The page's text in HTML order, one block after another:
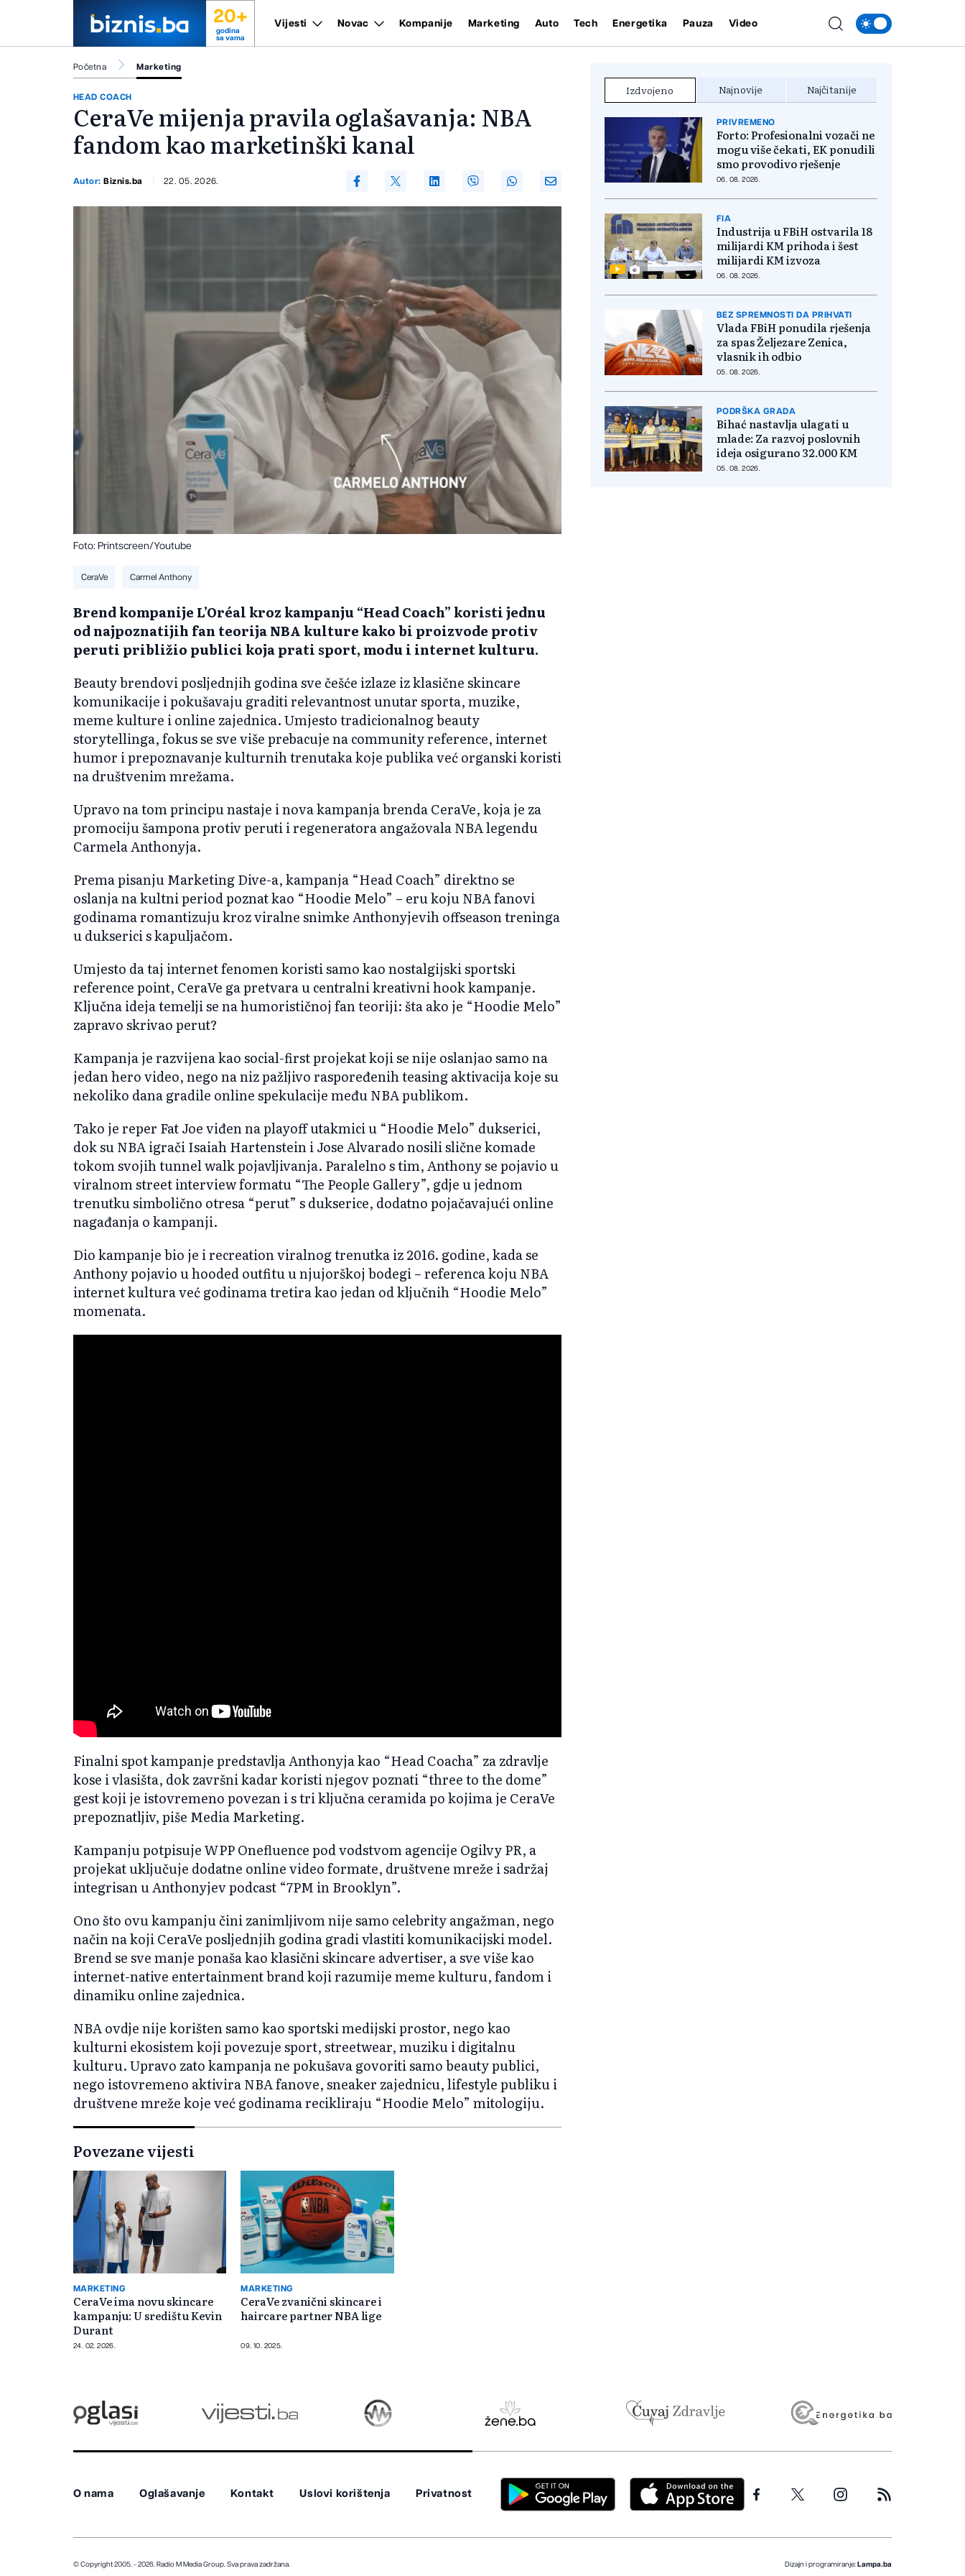
20+
godina
sa vama
Vijesti Novac Kompanije Marketing Auto Tech Energetika Pauza Video
Početna Marketing
HEAD COACH
CeraVe mijenja pravila oglašavanja: NBA
fandom kao marketinški kanal
Autor:Biznis.ba 22. 05. 2026.
Foto: Printscreen/Youtube
CeraVe Carmel Anthony
Brend kompanije L’Oréal kroz kampanju “Head Coach” koristi jednu
od najpoznatijih fan teorija NBA kulture kako bi proizvode protiv
peruti približio publici koja prati sport, modu i internet kulturu.
Beauty brendovi posljednjih godina sve češće izlaze iz klasične skincare
komunikacije i pokušavaju graditi relevantnost unutar sporta, muzike,
meme kulture i online zajednica. Umjesto tradicionalnog beauty
storytellinga, fokus se sve više prebacuje na community reference, internet
humor i prepoznavanje kulturnih trenutaka koje publika već organski koristi
na društvenim mrežama.
Upravo na tom principu nastaje i nova kampanja brenda CeraVe, koja je za
promociju šampona protiv peruti i regeneratora angažovala NBA legendu
Carmela Anthonyja.
Prema pisanju Marketing Dive-a, kampanja “Head Coach” direktno se
oslanja na kultni period poznat kao “Hoodie Melo” – eru koju NBA fanovi
godinama romantizuju kroz viralne snimke Anthonyjevih offseason treninga
u dukserici s kapuljačom.
Umjesto da taj internet fenomen koristi samo kao nostalgijski sportski
reference point, CeraVe ga pretvara u centralni kreativni hook kampanje.
Ključna ideja temelji se na humorističnoj fan teoriji: šta ako je “Hoodie Melo”
zapravo skrivao perut?
Kampanja je razvijena kao social-first projekat koji se nije oslanjao samo na
jedan hero video, nego na niz pažljivo raspoređenih teasing aktivacija koje su
nekoliko dana gradile online spekulacije među NBA publikom.
Tako je reper Fat Joe viđen na playoff utakmici u “Hoodie Melo” dukserici,
dok su NBA igrači Isaiah Hartenstein i Jose Alvarado nosili slične komade
tokom svojih tunnel walk pojavljivanja. Paralelno s tim, Anthony se pojavio u
viralnom street interview formatu “The People Gallery”, gdje u jednom
trenutku simbolično otresa “perut” s dukserice, dodatno pojačavajući online
nagađanja o kampanji.
Dio kampanje bio je i recreation viralnog trenutka iz 2016. godine, kada se
Anthony pojavio u hooded outfitu u njujorškoj bodegi – referenca koju NBA
internet kultura već godinama tretira kao jedan od ključnih “Hoodie Melo”
momenata.
Finalni spot kampanje predstavlja Anthonyja kao “Head Coacha” za zdravlje
kose i vlasišta, dok završni kadar koristi njegov poznati “three to the dome”
gest koji je istovremeno povezan i s tri ključna ceramida po kojima je CeraVe
prepoznatljiv, piše Media Marketing.
Kampanju potpisuje WPP Onefluence pod vodstvom agencije Ogilvy PR, a
projekat uključuje dodatne online video formate, društvene mreže i sadržaj
integrisan u Anthonyjev podcast “7PM in Brooklyn”.
Ono što ovu kampanju čini zanimljivom nije samo celebrity angažman, nego
način na koji CeraVe posljednjih godina gradi vlastiti komunikacijski model.
Brend se sve manje ponaša kao klasični skincare advertiser, a sve više kao
internet-native entertainment brand koji razumije meme kulturu, fandom i
dinamiku online zajednica.
NBA ovdje nije korišten samo kao sportski medijski prostor, nego kao
kulturni ekosistem koji povezuje sport, streetwear, muziku i digitalnu
kulturu. Upravo zato kampanja ne pokušava govoriti samo beauty publici,
nego istovremeno aktivira NBA fanove, sneaker zajednicu, lifestyle publiku i
društvene mreže koje već godinama recikliraju “Hoodie Melo” mitologiju.
Povezane vijesti
MARKETING
CeraVe ima novu skincare
kampanju: U središtu Kevin
Durant
24. 02. 2026.
MARKETING
CeraVe zvanični skincare i
haircare partner NBA lige
09. 10. 2025.
Izdvojeno Najnovije Najčitanije
PRIVREMENO
Forto: Profesionalni vozači ne
mogu više čekati, EK ponudili
smo provodivo rješenje
06. 08. 2026.
FIA
Industrija u FBiH ostvarila 18
milijardi KM prihoda i šest
milijardi KM izvoza
06. 08. 2026.
BEZ SPREMNOSTI DA PRIHVATI
Vlada FBiH ponudila rješenja
za spas Željezare Zenica,
vlasnik ih odbio
05. 08. 2026.
PODRŠKA GRADA
Bihać nastavlja ulagati u
mlade: Za razvoj poslovnih
ideja osigurano 32.000 KM
05. 08. 2026.
O nama Oglašavanje Kontakt Uslovi korištenja Privatnost
© Copyright 2005. - 2026. Radio M Media Group. Sva prava zadržana. Dizajn i programiranje: Lampa.ba